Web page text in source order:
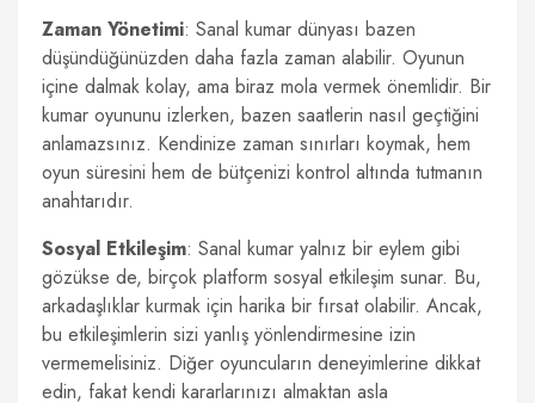
Zaman Yönetimi: Sanal kumar dünyası bazen
düşündüğünüzden daha fazla zaman alabilir. Oyunun
içine dalmak kolay, ama biraz mola vermek önemlidir. Bir
kumar oyununu izlerken, bazen saatlerin nasıl geçtiğini
anlamazsınız. Kendinize zaman sınırları koymak, hem
oyun süresini hem de bütçenizi kontrol altında tutmanın
anahtarıdır.
Sosyal Etkileşim: Sanal kumar yalnız bir eylem gibi
gözükse de, birçok platform sosyal etkileşim sunar. Bu,
arkadaşlıklar kurmak için harika bir fırsat olabilir. Ancak,
bu etkileşimlerin sizi yanlış yönlendirmesine izin
vermemelisiniz. Diğer oyuncuların deneyimlerine dikkat
edin, fakat kendi kararlarınızı almaktan asla